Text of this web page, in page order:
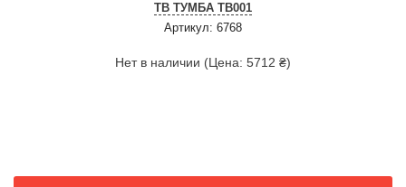
ТВ ТУМБА ТВ001
Артикул: 6768
Нет в наличии (Цена: 5712 ₴)